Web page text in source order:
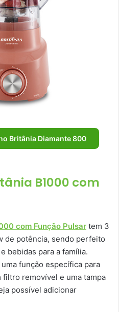
Britânia Diamante 800
B1000 com
com Função Pulsar tem 3
de potência, sendo perfeito
bebidas para a família.
função específica para
removível e uma tampa
possível adicionar